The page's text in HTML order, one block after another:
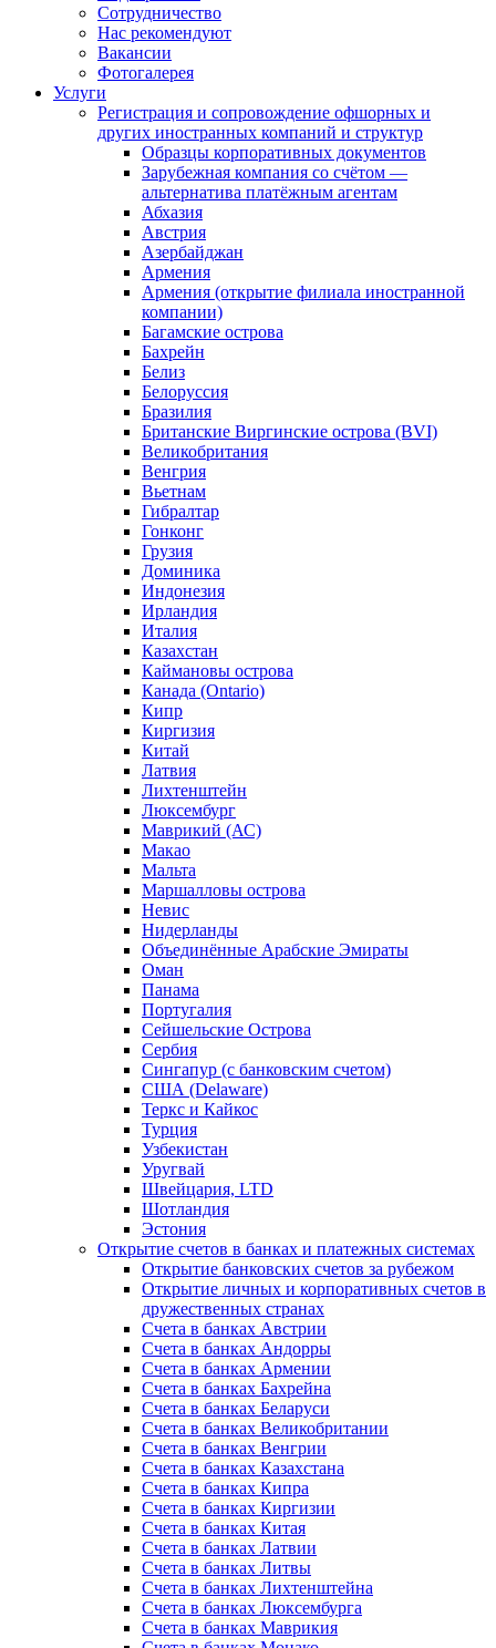
Сотрудничество
Нас рекомендуют
Вакансии
Фотогалерея
Услуги
Регистрация и сопровождение офшорных и
других иностранных компаний и структур
Образцы корпоративных документов
Зарубежная компания со счётом —
альтернатива платёжным агентам
Абхазия
Австрия
Азербайджан
Армения
Армения (открытие филиала иностранной
компании)
Багамские острова
Бахрейн
Белиз
Белоруссия
Бразилия
Британские Виргинские острова (BVI)
Великобритания
Венгрия
Вьетнам
Гибралтар
Гонконг
Грузия
Доминика
Индонезия
Ирландия
Италия
Казахстан
Каймановы острова
Канада (Ontario)
Кипр
Киргизия
Китай
Латвия
Лихтенштейн
Люксембург
Маврикий (АС)
Макао
Мальта
Маршалловы острова
Нeвис
Нидерланды
Объединённые Арабские Эмираты
Оман
Панама
Португалия
Сейшельские Острова
Сербия
Сингапур (c банковским счетом)
США (Delaware)
Теркс и Кайкос
Турция
Узбекистан
Уругвай
Швейцария, LTD
Шотландия
Эстония
Открытие счетов в банках и платежных системах
Открытие банковских счетов за рубежом
Открытие личных и корпоративных счетов в
дружественных странах
Счета в банках Австрии
Счета в банках Андорры
Счета в банках Армении
Счета в банках Бахрейна
Счета в банках Беларуси
Счета в банках Великобритании
Счета в банках Венгрии
Счета в банках Казахстана
Счета в банках Кипра
Счета в банках Киргизии
Счета в банках Китая
Счета в банках Латвии
Счета в банках Литвы
Счета в банках Лихтенштейна
Счета в банках Люксембурга
Счета в банках Маврикия